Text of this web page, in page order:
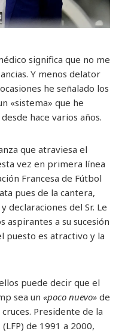
significa que no me
Y menos delator
he señalado los
«sistema» que he
hace varios años.
que atraviesa el
vez en primera línea
Francesa de Fútbol
pues de la cantera,
declaraciones del Sr. Le
aspirantes a su sucesión
puesto es atractivo y la
puede decir que el
sea un «poco nuevo» de
Presidente de la
de 1991 a 2000,